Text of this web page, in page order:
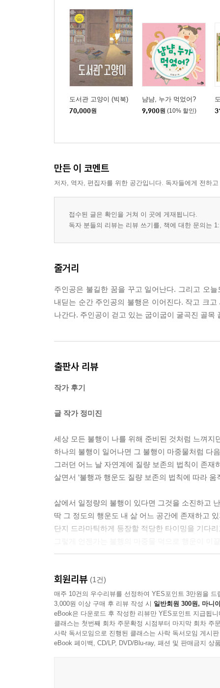
도서관 고양이 (빅북)
70,000원
냠냠, 누가 먹었어?
9,900원 (10% 할인)
만든 이 코멘트
저자, 역자, 편집자를 위한 공간입니다. 독자들에게 전하
접수된 글은 확인을 거쳐 이 곳에 게재됩니다.
독자 분들의 리뷰는 리뷰 쓰기를, 책에 대한 문의는
줄거리
주인공은 불길한 꿈을 꾸고 일어난다. 그리고 오
내딛는 순간 주인공의 불행은 이어진다. 작고 크
나간다. 주인공이 걷고 있는 굽이굽이 굴곡진 골
출판사 리뷰
작가 후기
글 작가 정미진
세상 모든 불행이 나를 위해 준비된 것처럼 느껴지
하나의 불행이 일어나면 그 불행이 마중물처럼 다
그러던 어느 날 자연계에 질량 보존의 법칙이 존재
살면서 ‘불행과 행운도 질량 보존의 법칙에 따라 움
삶에서 일정량의 불행이 있다면 그것을 소진하고
딱 그 정도의 행운도 내 삶 어느 공간에 존재하고
단지 드라마틱하게 등장할 적당한 타이밍을 기다
연필을 많이 썼다. 슥슥 넓게 칠하지 않고 바짝 깎
그림은 생각보다 빨리 끝나지 않았고, 다른 그림들
검은 장면들은 아직도 한참 남았는데 장면마다 칠
'한 땀 한 땀 수를 놓듯'이라는 말을 실감했다.
회원리뷰 (1건)
매주 10건의 우수리뷰를 선정하여 YES포인트 3만원을 드
3,000원 이상 구매 후 리뷰 작성 시 일반회원 300원, 마니
eBook은 다운로드 후 작성한 리뷰만 YES포인트 지급됩니
클래스는 첫번째 회차 주문확정 시점부터 마지막 회차 주
사락 독서모임으로 진행된 클래스는 사락 독서모임 게시
eBook 페이백, CD/LP, DVD/Blu-ray, 패션 및 판매금지 상